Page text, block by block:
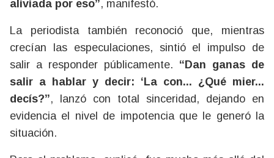
aliviada por eso”, manifestó.
La periodista también reconoció que, mientras
crecían las especulaciones, sintió el impulso de
salir a responder públicamente. “Dan ganas de
salir a hablar y decir: ‘La con... ¿Qué mier...
decís?”, lanzó con total sinceridad, dejando en
evidencia el nivel de impotencia que le generó la
situación.